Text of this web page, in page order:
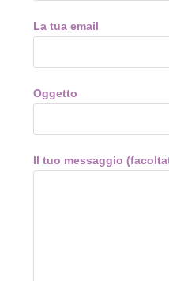
La tua email
Oggetto
Il tuo messaggio